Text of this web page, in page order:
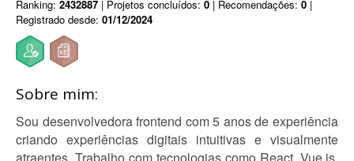
Ranking: 2432887 | Projetos concluídos: 0 | Recomendações: 0 |
Registrado desde: 01/12/2024
Sobre mim:
Sou desenvolvedora frontend com 5 anos de experiência
criando experiências digitais intuitivas e visualmente